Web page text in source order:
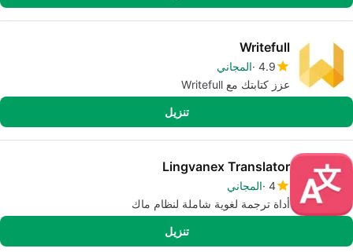
Writefull
4.9 المجاني
عزز كتابتك مع Writefull
تنزيل
Lingvanex Translator
4 المجاني
أداة ترجمة لغوية شاملة لنظام ماك
تنزيل